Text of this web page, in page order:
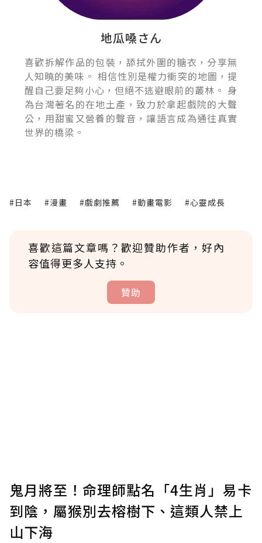
地瓜嗓さん
喜歡拆解作品的包裝，舔拭外圍的糖衣，分享無
人知曉的美味。 相信性別是權力衝突的地圖，提
醒自己要足夠小心，但絕不逃避眼前的叢林。 身
為台灣著名的在地土產，致力於拿起戲院的大聲
公，用甜蜜又營養的聲音，讓語言成為通往真實
世界的橋梁。
#日本 #漫畫 #戲劇推薦 #動畫電影 #心靈成長
喜歡這篇文章嗎？歡迎贊助作者，好內
容值得更多人支持。
贊助
確認送出
鬼月將至！命理師點名「4生肖」易卡
到陰，屬猴別去榕樹下、這類人禁上
山下海